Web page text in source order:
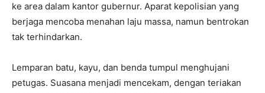
ke area dalam kantor gubernur. Aparat kepolisian yang
berjaga mencoba menahan laju massa, namun bentrokan
tak terhindarkan.
Lemparan batu, kayu, dan benda tumpul menghujani
petugas. Suasana menjadi mencekam, dengan teriakan